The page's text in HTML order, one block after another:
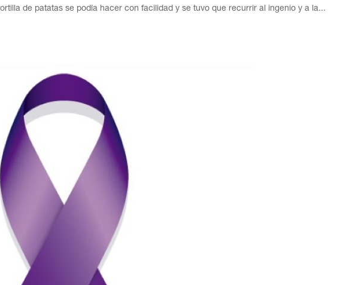
de patatas se podía hacer con facilidad y se tuvo que recurrir al ingenio y a la...